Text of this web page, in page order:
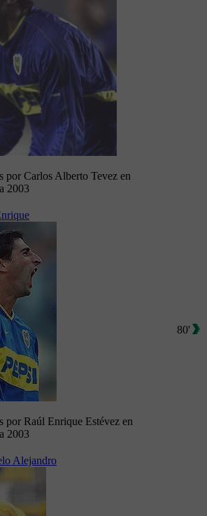
por Carlos Alberto Tevez en
2003
por Raúl Enrique Estévez en
2003
80'
Alejandro